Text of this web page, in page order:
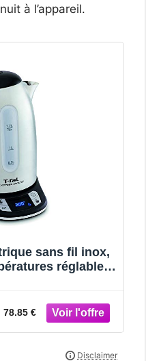
à l’appareil.
sans fil inox,
réglables
78.85 €